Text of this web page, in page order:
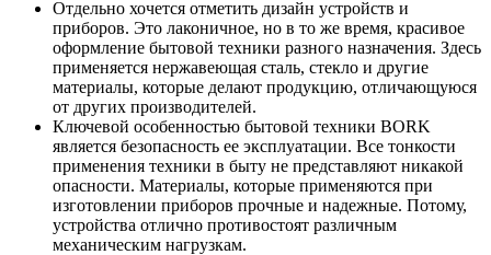
Отдельно хочется отметить дизайн устройств и
приборов. Это лаконичное, но в то же время, красивое
оформление бытовой техники разного назначения. Здесь
применяется нержавеющая сталь, стекло и другие
материалы, которые делают продукцию, отличающуюся
от других производителей.
Ключевой особенностью бытовой техники BORK
является безопасность ее эксплуатации. Все тонкости
применения техники в быту не представляют никакой
опасности. Материалы, которые применяются при
изготовлении приборов прочные и надежные. Потому,
устройства отлично противостоят различным
механическим нагрузкам.